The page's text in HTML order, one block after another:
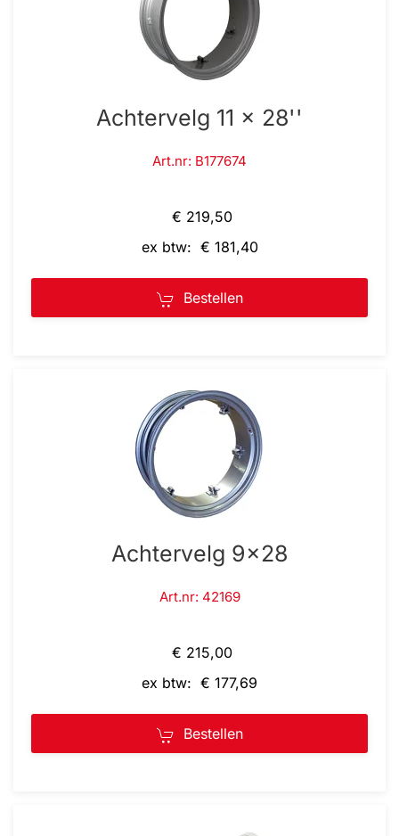
Achtervelg 11 x 28''
Art.nr: B177674
€ 219,50
ex btw: € 181,40
Bestellen
Achtervelg 9x28
Art.nr: 42169
€ 215,00
ex btw: € 177,69
Bestellen